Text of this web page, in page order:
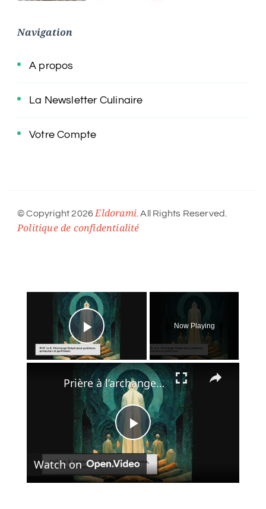
Navigation
A propos
La Newsletter Culinaire
Votre Compte
© Copyright 2026 Eldorami . All Rights Reserved.
Politique de confidentialité
×
Play Video
Now Playing
×
Play
Video
Prière à l’archange Zadkiel
Watch on